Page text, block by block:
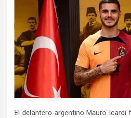
El delantero argentino Mauro Icardi